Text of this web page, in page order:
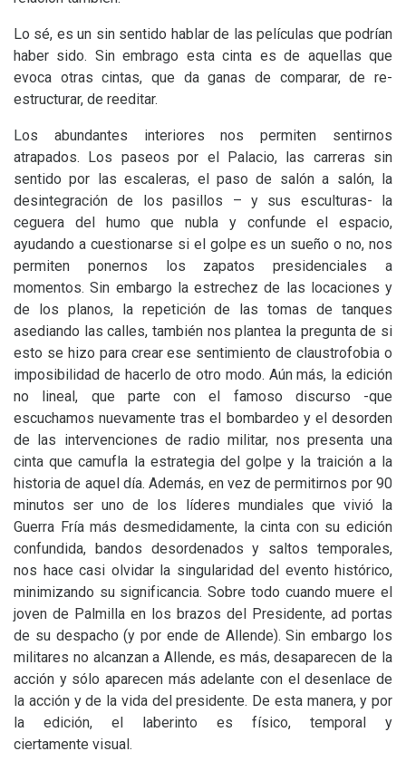
Lo sé, es un sin sentido hablar de las películas que podrían
haber sido. Sin embrago esta cinta es de aquellas que
evoca otras cintas, que da ganas de comparar, de re-
estructurar, de reeditar.
Los abundantes interiores nos permiten sentirnos
atrapados. Los paseos por el Palacio, las carreras sin
sentido por las escaleras, el paso de salón a salón, la
desintegración de los pasillos – y sus esculturas- la
ceguera del humo que nubla y confunde el espacio,
ayudando a cuestionarse si el golpe es un sueño o no, nos
permiten ponernos los zapatos presidenciales a
momentos. Sin embargo la estrechez de las locaciones y
de los planos, la repetición de las tomas de tanques
asediando las calles, también nos plantea la pregunta de si
esto se hizo para crear ese sentimiento de claustrofobia o
imposibilidad de hacerlo de otro modo. Aún más, la edición
no lineal, que parte con el famoso discurso -que
escuchamos nuevamente tras el bombardeo y el desorden
de las intervenciones de radio militar, nos presenta una
cinta que camufla la estrategia del golpe y la traición a la
historia de aquel día. Además, en vez de permitirnos por 90
minutos ser uno de los líderes mundiales que vivió la
Guerra Fría más desmedidamente, la cinta con su edición
confundida, bandos desordenados y saltos temporales,
nos hace casi olvidar la singularidad del evento histórico,
minimizando su significancia. Sobre todo cuando muere el
joven de Palmilla en los brazos del Presidente, ad portas
de su despacho (y por ende de Allende). Sin embargo los
militares no alcanzan a Allende, es más, desaparecen de la
acción y sólo aparecen más adelante con el desenlace de
la acción y de la vida del presidente. De esta manera, y por
la edición, el laberinto es físico, temporal y
ciertamente visual.